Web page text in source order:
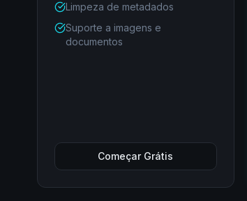
Limpeza de metadados
Suporte a imagens e
documentos
Começar Grátis